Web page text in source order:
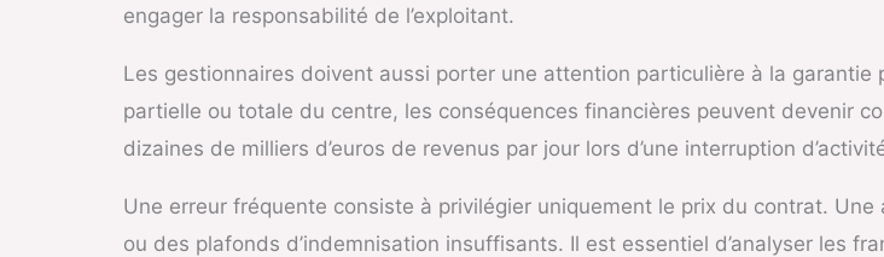
engager la responsabilité de l’exploitant.
Les gestionnaires doivent aussi porter une attention particulière à la garantie
partielle ou totale du centre, les conséquences financières peuvent devenir
dizaines de milliers d’euros de revenus par jour lors d’une interruption
Une erreur fréquente consiste à privilégier uniquement le prix du contrat.
ou des plafonds d’indemnisation insuffisants. Il est essentiel d’analyser les